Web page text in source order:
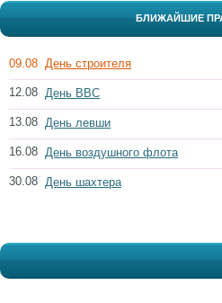
БЛИЖАЙШИЕ
09.08 День строителя
12.08 День ВВС
13.08 День левши
16.08 День воздушного флота
30.08 День шахтера